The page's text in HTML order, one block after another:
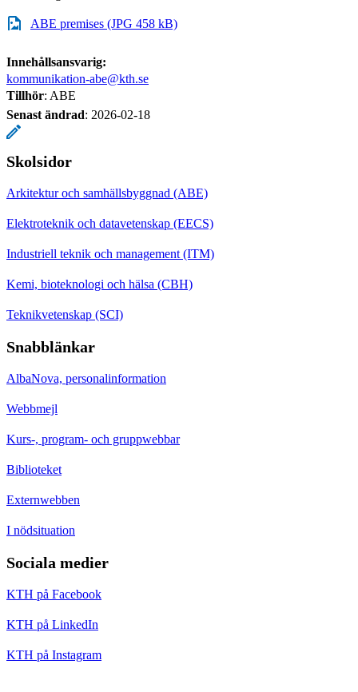
ABE premises (JPG 458 kB)
Innehållsansvarig:
kommunikation-abe@kth.se
Tillhör: ABE
Senast ändrad: 2026-02-18
Skolsidor
Arkitektur och samhällsbyggnad (ABE)
Elektroteknik och datavetenskap (EECS)
Industriell teknik och management (ITM)
Kemi, bioteknologi och hälsa (CBH)
Teknikvetenskap (SCI)
Snabblänkar
AlbaNova, personalinformation
Webbmejl
Kurs-, program- och gruppwebbar
Biblioteket
Externwebben
I nödsituation
Sociala medier
KTH på Facebook
KTH på LinkedIn
KTH på Instagram